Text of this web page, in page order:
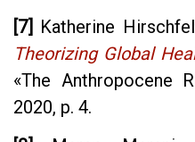
[7] Katherine
Theorizing Global
«The Anthropocene
2020, p. 4.